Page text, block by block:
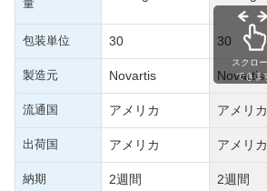
量
包装単位 30 30
製造元 Novartis Novartis
流通国 アメリカ アメリカ
出荷国 アメリカ アメリカ
納期 2週間 2週間
スクロ
できま